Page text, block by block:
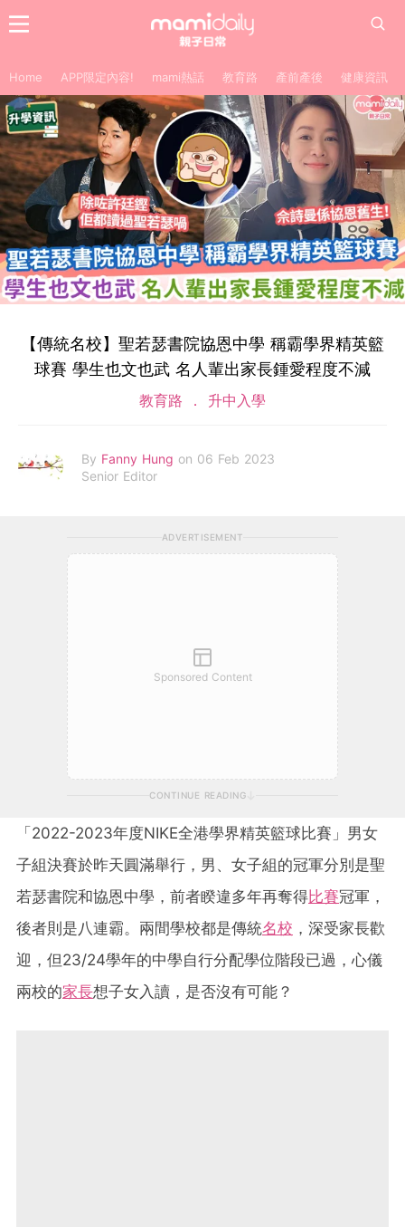
Home APP限定內容! mami熱話 教育路 產前產後 健康資訊
【傳統名校】聖若瑟書院協恩中學 稱霸學界精英籃
球賽 學生也文也武 名人輩出家長鍾愛程度不減
教育路 升中入學
By Fanny Hung on 06 Feb 2023
Senior Editor
ADVERTISEMENT
Sponsored Content
CONTINUE READING
「2022-2023年度NIKE全港學界精英籃球比賽」男女
子組決賽於昨天圓滿舉行，男、女子組的冠軍分別是聖
若瑟書院和協恩中學，前者睽違多年再奪得比賽冠軍，
後者則是八連霸。兩間學校都是傳統名校 ，深受家長歡
迎，但23/24學年的中學自行分配學位階段已過，心儀
兩校的家長想子女入讀，是否沒有可能？